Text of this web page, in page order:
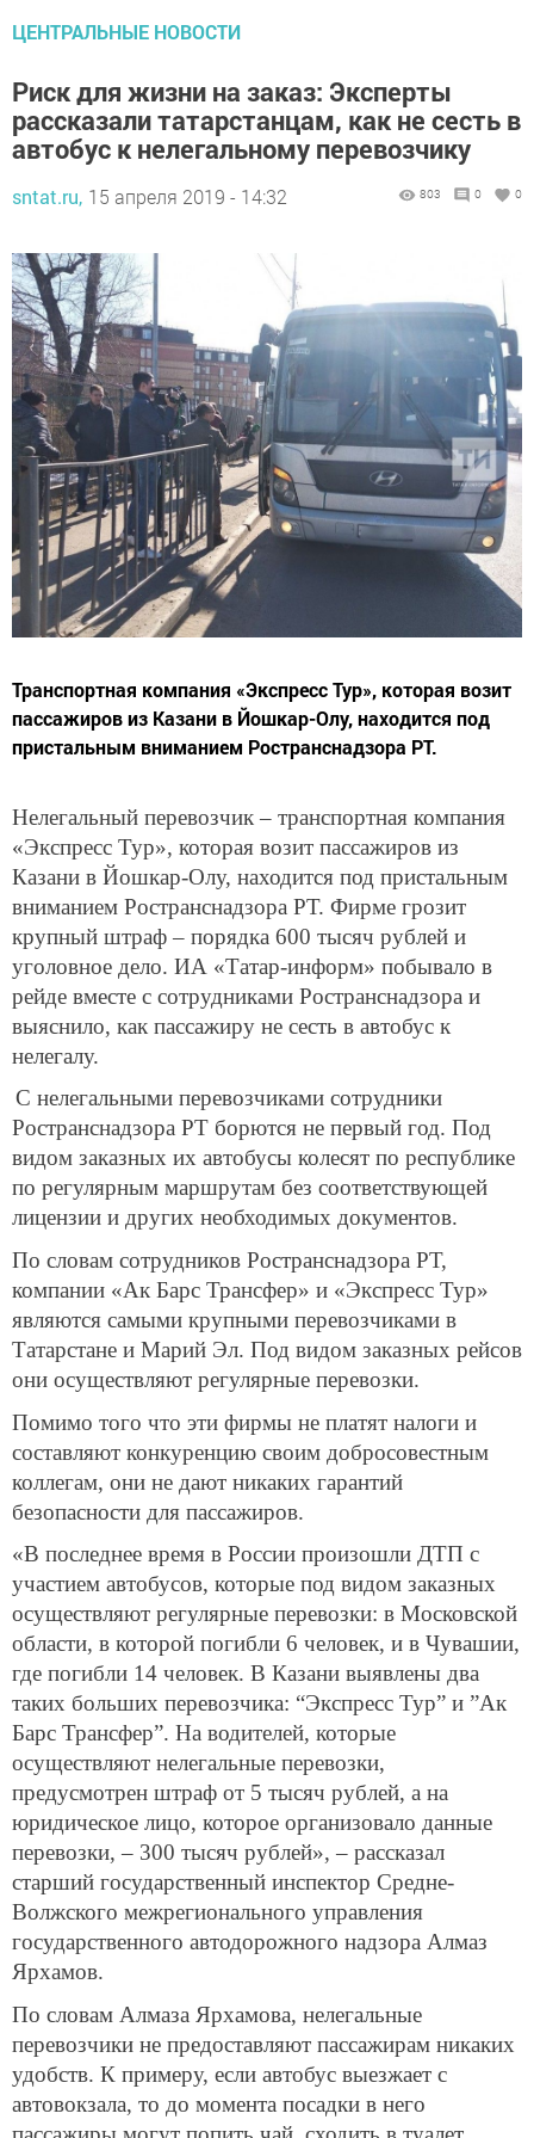
ЦЕНТРАЛЬНЫЕ НОВОСТИ
Риск для жизни на заказ: Эксперты
рассказали татарстанцам, как не сесть в
автобус к нелегальному перевозчику
sntat.ru, 15 апреля 2019 - 14:32 803 0 0
Транспортная компания «Экспресс Тур», которая возит
пассажиров из Казани в Йошкар-Олу, находится под
пристальным вниманием Ространснадзора РТ.
Нелегальный перевозчик – транспортная компания
«Экспресс Тур», которая возит пассажиров из
Казани в Йошкар-Олу, находится под пристальным
вниманием Ространснадзора РТ. Фирме грозит
крупный штраф – порядка 600 тысяч рублей и
уголовное дело. ИА «Татар-информ» побывало в
рейде вместе с сотрудниками Ространснадзора и
выяснило, как пассажиру не сесть в автобус к
нелегалу.
С нелегальными перевозчиками сотрудники
Ространснадзора РТ борются не первый год. Под
видом заказных их автобусы колесят по республике
по регулярным маршрутам без соответствующей
лицензии и других необходимых документов.
По словам сотрудников Ространснадзора РТ,
компании «Ак Барс Трансфер» и «Экспресс Тур»
являются самыми крупными перевозчиками в
Татарстане и Марий Эл. Под видом заказных рейсов
они осуществляют регулярные перевозки.
Помимо того что эти фирмы не платят налоги и
составляют конкуренцию своим добросовестным
коллегам, они не дают никаких гарантий
безопасности для пассажиров.
«В последнее время в России произошли ДТП с
участием автобусов, которые под видом заказных
осуществляют регулярные перевозки: в Московской
области, в которой погибли 6 человек, и в Чувашии,
где погибли 14 человек. В Казани выявлены два
таких больших перевозчика: “Экспресс Тур” и ”Ак
Барс Трансфер”. На водителей, которые
осуществляют нелегальные перевозки,
предусмотрен штраф от 5 тысяч рублей, а на
юридическое лицо, которое организовало данные
перевозки, – 300 тысяч рублей», – рассказал
старший государственный инспектор Средне-
Волжского межрегионального управления
государственного автодорожного надзора Алмаз
Ярхамов.
По словам Алмаза Ярхамова, нелегальные
перевозчики не предоставляют пассажирам никаких
удобств. К примеру, если автобус выезжает с
автовокзала, то до момента посадки в него